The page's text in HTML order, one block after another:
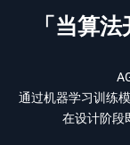
「当算
通过机器学习训练
在设计阶段